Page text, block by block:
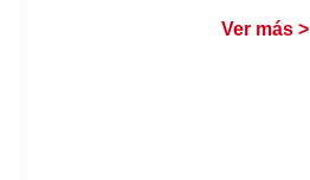
Ver más >